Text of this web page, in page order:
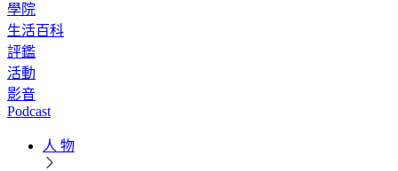
學院
生活百科
評鑑
活動
影音
Podcast
人 物